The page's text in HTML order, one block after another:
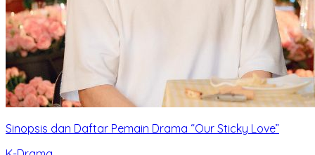
Sinopsis dan Daftar Pemain Drama “Our Sticky Love”